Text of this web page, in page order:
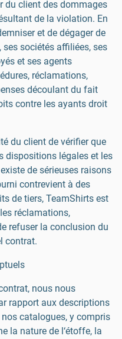
du client des dommages
de la violation. En
et de dégager de
sociétés affiliées, ses
et ses agents
réclamations,
découlant du fait
contre les ayants droit
du client de vérifier que
dispositions légales et les
existe de sérieuses raisons
contrevient à des
de tiers, TeamShirts est
réclamations,
refuser la conclusion du
contrat.
nous nous
rapport aux descriptions
catalogues, y compris
la nature de l‘étoffe, la